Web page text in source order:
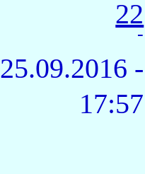
22
-
25.09.2016 -
17:57